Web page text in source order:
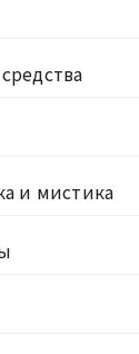
и мистика